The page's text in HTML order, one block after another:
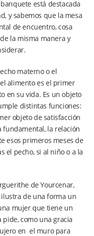
está destacada
y sabemos que la mesa
de encuentro, cosa
la misma manera y
materno o el
alimento es el primer
en su vida. Es un objeto
distintas funciones:
objeto de satisfacción
fundamental, la relación
esos primeros meses de
el pecho, si al niño o a la
de Yourcenar,
de una forma un
mujer que tiene un
como una gracia
en el muro para